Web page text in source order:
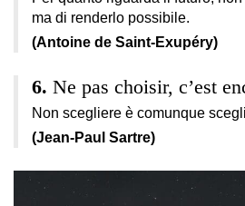
ma di renderlo possibile.
(Antoine de Saint-Exupéry)
Ne pas choisir, c’est
Non scegliere è comunque
(Jean-Paul Sartre)